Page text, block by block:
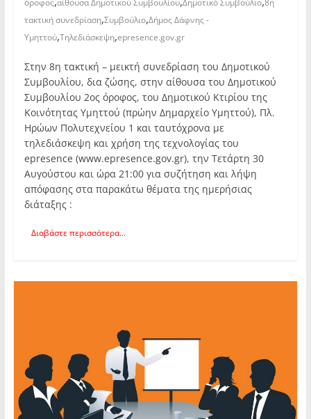
τακτική συνεδρίαση,Συμβούλιο,Δήμος Δάφνης -
Υμηττού,Τηλεδιάσκεψη,epresence.gov.gr
Στην 8η τακτική – μεικτή συνεδρίαση του Δημοτικού
Συμβουλίου, δια ζώσης, στην αίθουσα του Δημοτικού
Συμβουλίου 2ος όροφος, του Δημοτικού Κτιρίου της
Κοινότητας Υμηττού (πρώην Δημαρχείο Υμηττού), Πλ.
Ηρώων Πολυτεχνείου 1 και ταυτόχρονα με
τηλεδιάσκεψη και χρήση της τεχνολογίας του
epresence (www.epresence.gov.gr), την Τετάρτη 30
Αυγούστου και ώρα 21:00 για συζήτηση και λήψη
απόφασης στα παρακάτω θέματα της ημερήσιας
διάταξης :
Διαβάστε περισσότερα...